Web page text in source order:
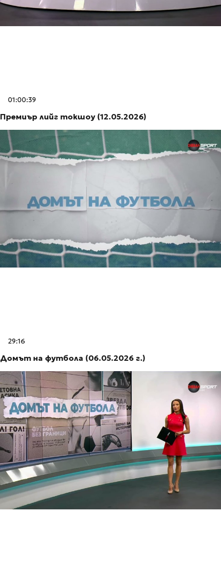
01:00:39
Премиър лийг токшоу (12.05.2026)
29:16
Домът на футбола (06.05.2026 г.)